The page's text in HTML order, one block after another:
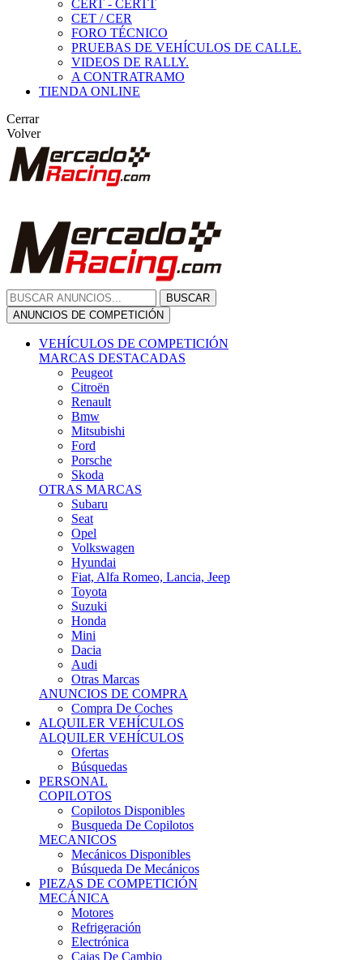
CERT - CERTT
CET / CER
FORO TÉCNICO
PRUEBAS DE VEHÍCULOS DE CALLE.
VIDEOS DE RALLY.
A CONTRATRAMO
TIENDA ONLINE
Cerrar
Volver
BUSCAR
ANUNCIOS DE COMPETICIÓN
VEHÍCULOS DE COMPETICIÓN
MARCAS DESTACADAS
Peugeot
Citroën
Renault
Bmw
Mitsubishi
Ford
Porsche
Skoda
OTRAS MARCAS
Subaru
Seat
Opel
Volkswagen
Hyundai
Fiat, Alfa Romeo, Lancia, Jeep
Toyota
Suzuki
Honda
Mini
Dacia
Audi
Otras Marcas
ANUNCIOS DE COMPRA
Compra De Coches
ALQUILER VEHÍCULOS
ALQUILER VEHÍCULOS
Ofertas
Búsquedas
PERSONAL
COPILOTOS
Copilotos Disponibles
Busqueda De Copilotos
MECANICOS
Mecánicos Disponibles
Búsqueda De Mecánicos
PIEZAS DE COMPETICIÓN
MECÁNICA
Motores
Refrigeración
Electrónica
Cajas De Cambio
Sistemas De Escape